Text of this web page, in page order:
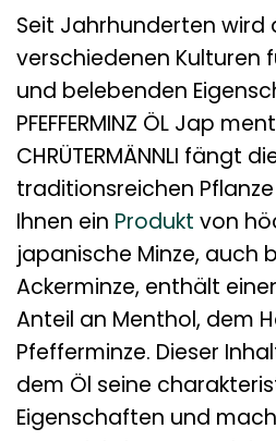
Seit Jahrhunderten wird
verschiedenen Kulturen
und belebenden
PFEFFERMINZ ÖL Jap
CHRÜTERMÄNNLI fängt
traditionsreichen
Ihnen ein Produkt von
japanische Minze, auch
Ackerminze, enthält
Anteil an Menthol, dem
Pfefferminze. Dieser
dem Öl seine
Eigenschaften und